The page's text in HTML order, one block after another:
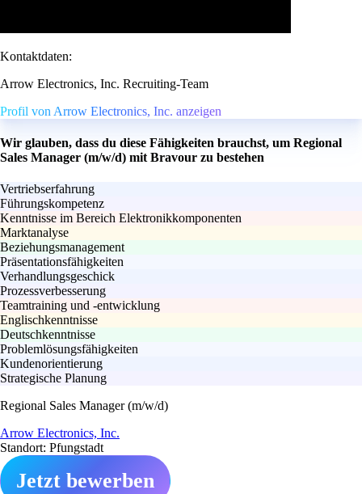
Kontaktdaten:
Arrow Electronics, Inc. Recruiting-Team
Profil von Arrow Electronics, Inc. anzeigen
Wir glauben, dass du diese Fähigkeiten brauchst, um Regional
Sales Manager (m/w/d) mit Bravour zu bestehen
Vertriebserfahrung
Führungskompetenz
Kenntnisse im Bereich Elektronikkomponenten
Marktanalyse
Beziehungsmanagement
Präsentationsfähigkeiten
Verhandlungsgeschick
Prozessverbesserung
Teamtraining und -entwicklung
Englischkenntnisse
Deutschkenntnisse
Problemlösungsfähigkeiten
Kundenorientierung
Strategische Planung
Regional Sales Manager (m/w/d)
Arrow Electronics, Inc.
Standort: Pfungstadt
Jetzt bewerben